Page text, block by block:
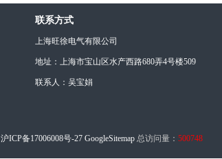
联系方式
上海旺徐电气有限公司
地址：上海市宝山区水产西路680弄4号楼509
联系人：吴宝娟
沪ICP备17006008号-27 GoogleSitemap 总访问量： 500748